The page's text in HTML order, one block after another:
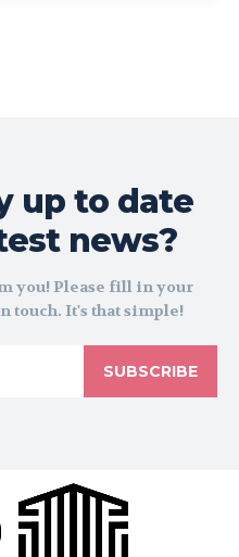
up to date
news?
you! Please fill in your
touch. It's that simple!
SUBSCRIBE